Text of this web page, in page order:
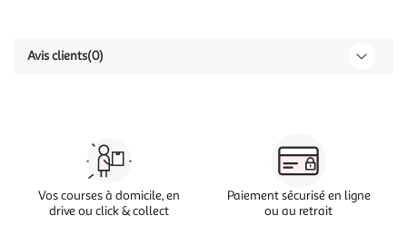
Avis clients(0)
Vos courses à domicile, en
drive ou click & collect
Paiement sécurisé en ligne
ou au retrait